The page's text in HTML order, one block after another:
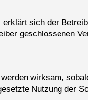
sich der
geschlossenen
wirksam,
Nutzung der